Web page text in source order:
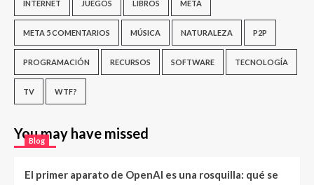
INTERNET JUEGOS LIBROS META
META 5 COMENTARIOS MÚSICA NATURALEZA P2P
PROGRAMACIÓN RECURSOS SOFTWARE TECNOLOGÍA
TV WTF?
You may have missed
Blog
El primer aparato de OpenAI es una rosquilla: qué se